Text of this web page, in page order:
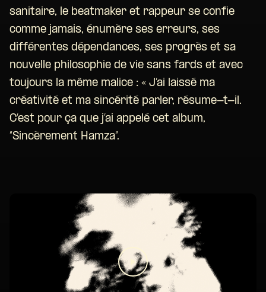
sanitaire, le beatmaker et rappeur se confie
comme jamais, énumère ses erreurs, ses
différentes dépendances, ses progrès et sa
nouvelle philosophie de vie sans fards et avec
toujours la même malice : « J’ai laissé ma
créativité et ma sincérité parler, résume-t-il.
C’est pour ça que j’ai appelé cet album,
“Sincèrement Hamza”.